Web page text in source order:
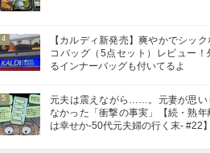
4
【カルディ新発売】爽やかでシック
コバッグ（5点セット）レビュー！
るインナーバッグも付いてるよ
5
元夫は震えながら……。元妻が思い
なかった「衝撃の事実」【続・熟年
は幸せか-50代元夫婦の行く末- #22】